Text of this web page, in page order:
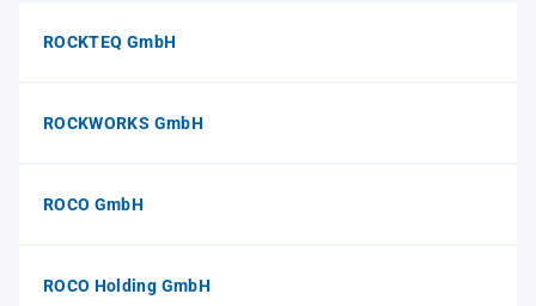
ROCKTEQ GmbH
ROCKWORKS GmbH
ROCO GmbH
ROCO Holding GmbH